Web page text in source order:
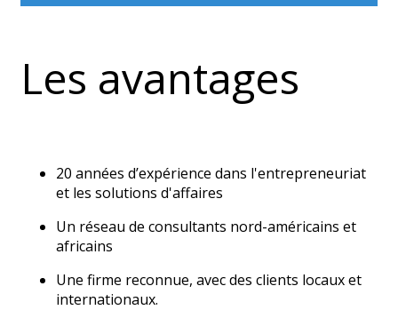
Les avantages
20 années d’expérience dans l'entrepreneuriat
et les solutions d'affaires
Un réseau de consultants nord-américains et
africains
Une firme reconnue, avec des clients locaux et
internationaux.